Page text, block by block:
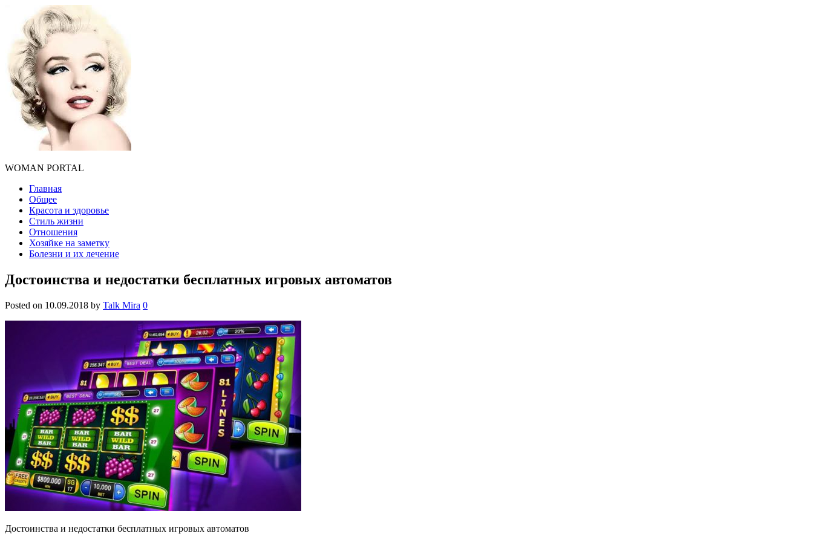
WOMAN PORTAL
Главная
Общее
Красота и здоровье
Стиль жизни
Отношения
Хозяйке на заметку
Болезни и их лечение
Достоинства и недостатки бесплатных игровых автоматов
Posted on 10.09.2018 by Talk Mira 0
Достоинства и недостатки бесплатных игровых автоматов